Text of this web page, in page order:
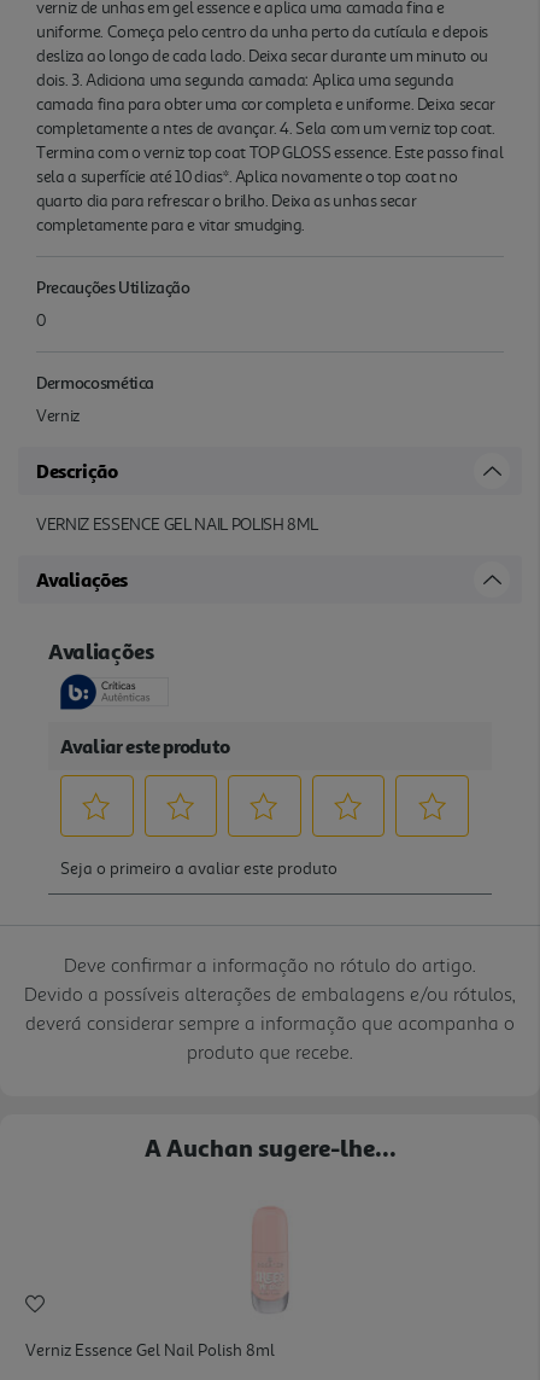
verniz de unhas em gel essence e aplica uma camada fina e
uniforme. Começa pelo centro da unha perto da cutícula e depois
desliza ao longo de cada lado. Deixa secar durante um minuto ou
dois. 3. Adiciona uma segunda camada: Aplica uma segunda
camada fina para obter uma cor completa e uniforme. Deixa secar
completamente a ntes de avançar. 4. Sela com um verniz top coat.
Termina com o verniz top coat TOP GLOSS essence. Este passo final
sela a superfície até 10 dias*. Aplica novamente o top coat no
quarto dia para refrescar o brilho. Deixa as unhas secar
completamente para e vitar smudging.
Precauções Utilização
0
Dermocosmética
Verniz
Descrição
VERNIZ ESSENCE GEL NAIL POLISH 8ML
Avaliações
Deve confirmar a informação no rótulo do artigo.
Devido a possíveis alterações de embalagens e/ou rótulos,
deverá considerar sempre a informação que acompanha o
produto que recebe.
A Auchan sugere-lhe...
Verniz Essence Gel Nail Polish 8ml